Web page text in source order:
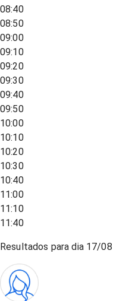
08:40
08:50
09:00
09:10
09:20
09:30
09:40
09:50
10:00
10:10
10:20
10:30
10:40
11:00
11:10
11:40
Resultados para dia 17/08